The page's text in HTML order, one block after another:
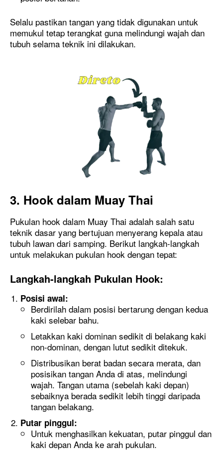
Selalu pastikan tangan yang tidak digunakan untuk
memukul tetap terangkat guna melindungi wajah dan
tubuh selama teknik ini dilakukan.
3. Hook dalam Muay Thai
Pukulan hook dalam Muay Thai adalah salah satu
teknik dasar yang bertujuan menyerang kepala atau
tubuh lawan dari samping. Berikut langkah-langkah
untuk melakukan pukulan hook dengan tepat:
Langkah-langkah Pukulan Hook:
Posisi awal:
Berdirilah dalam posisi bertarung dengan kedua
kaki selebar bahu.
Letakkan kaki dominan sedikit di belakang kaki
non-dominan, dengan lutut sedikit ditekuk.
Distribusikan berat badan secara merata, dan
posisikan tangan Anda di atas, melindungi
wajah. Tangan utama (sebelah kaki depan)
sebaiknya berada sedikit lebih tinggi daripada
tangan belakang.
Putar pinggul:
Untuk menghasilkan kekuatan, putar pinggul dan
kaki depan Anda ke arah pukulan.